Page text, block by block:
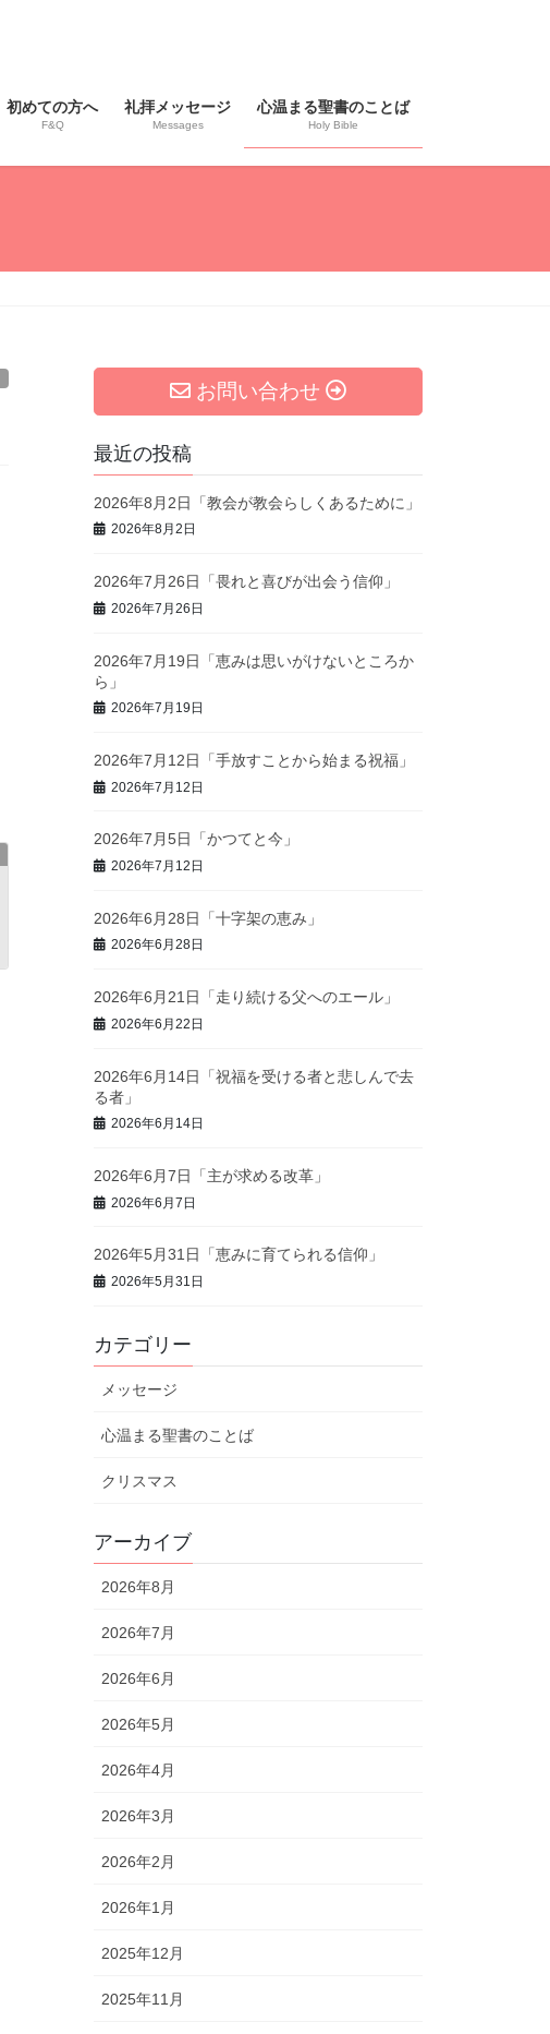
初めての方へ
F&Q
礼拝メッセージ
Messages
心温まる聖書のことば
Holy Bible
お問い合わせ
最近の投稿
2026年8月2日「教会が教会らしくあるために」
2026年8月2日
2026年7月26日「畏れと喜びが出会う信仰」
2026年7月26日
2026年7月19日「恵みは思いがけないところか
ら」
2026年7月19日
2026年7月12日「手放すことから始まる祝福」
2026年7月12日
2026年7月5日「かつてと今」
2026年7月12日
2026年6月28日「十字架の恵み」
2026年6月28日
2026年6月21日「走り続ける父へのエール」
2026年6月22日
2026年6月14日「祝福を受ける者と悲しんで去
る者」
2026年6月14日
2026年6月7日「主が求める改革」
2026年6月7日
2026年5月31日「恵みに育てられる信仰」
2026年5月31日
カテゴリー
メッセージ
心温まる聖書のことば
クリスマス
アーカイブ
2026年8月
2026年7月
2026年6月
2026年5月
2026年4月
2026年3月
2026年2月
2026年1月
2025年12月
2025年11月